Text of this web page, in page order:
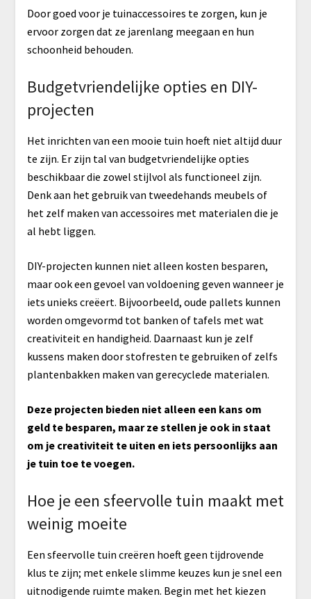
Door goed voor je tuinaccessoires te zorgen, kun je
ervoor zorgen dat ze jarenlang meegaan en hun
schoonheid behouden.
Budgetvriendelijke opties en DIY-
projecten
Het inrichten van een mooie tuin hoeft niet altijd duur
te zijn. Er zijn tal van budgetvriendelijke opties
beschikbaar die zowel stijlvol als functioneel zijn.
Denk aan het gebruik van tweedehands meubels of
het zelf maken van accessoires met materialen die je
al hebt liggen.
DIY-projecten kunnen niet alleen kosten besparen,
maar ook een gevoel van voldoening geven wanneer je
iets unieks creëert. Bijvoorbeeld, oude pallets kunnen
worden omgevormd tot banken of tafels met wat
creativiteit en handigheid. Daarnaast kun je zelf
kussens maken door stofresten te gebruiken of zelfs
plantenbakken maken van gerecyclede materialen.
Deze projecten bieden niet alleen een kans om
geld te besparen, maar ze stellen je ook in staat
om je creativiteit te uiten en iets persoonlijks aan
je tuin toe te voegen.
Hoe je een sfeervolle tuin maakt met
weinig moeite
Een sfeervolle tuin creëren hoeft geen tijdrovende
klus te zijn; met enkele slimme keuzes kun je snel een
uitnodigende ruimte maken. Begin met het kiezen